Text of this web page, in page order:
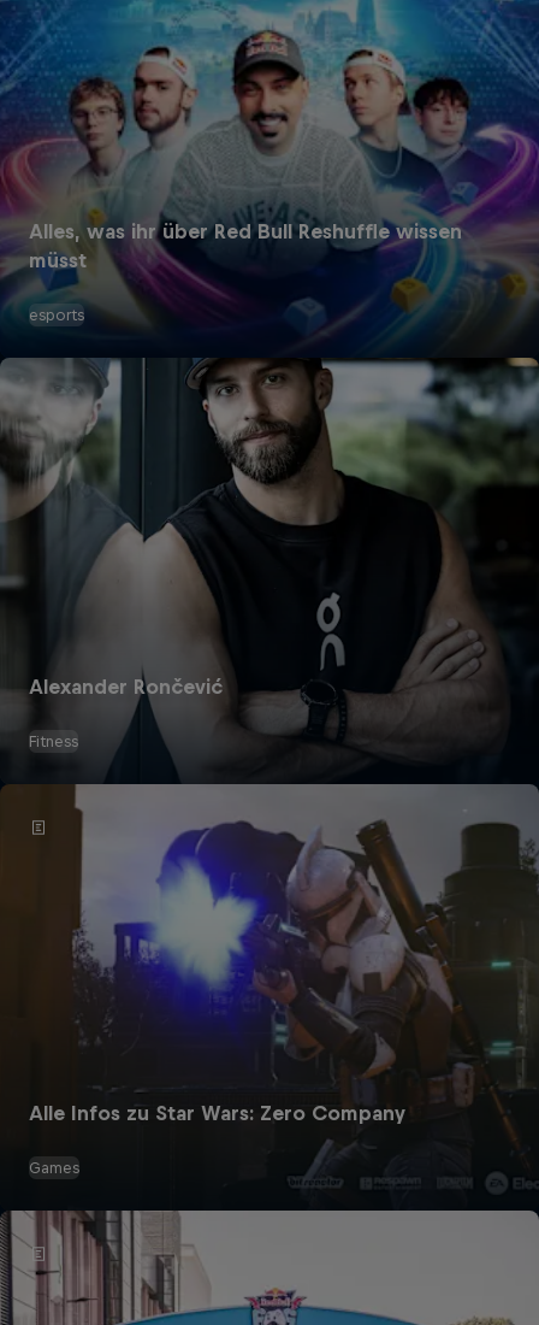
Alles, was ihr über Red Bull Reshuffle wissen
müsst
esports
Alexander Rončević
Fitness
Alle Infos zu Star Wars: Zero Company
Games